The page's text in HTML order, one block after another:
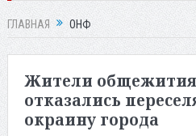
ГЛАВНАЯ ОНФ
Жители общежития
отказались
окраину города